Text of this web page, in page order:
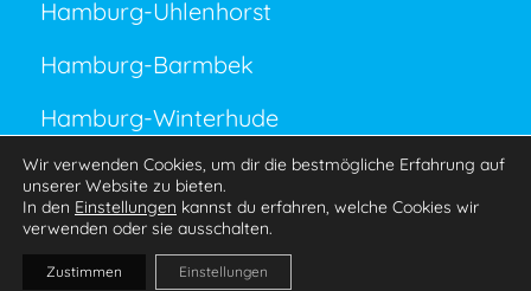
Hamburg-Uhlenhorst
Hamburg-Barmbek
Hamburg-Winterhude
Jobs und Ausschreibungen
Wir verwenden Cookies, um dir die bestmögliche Erfahrung auf
unserer Website zu bieten.
In den Einstellungen kannst du erfahren, welche Cookies wir
verwenden oder sie ausschalten.
Zustimmen Einstellungen